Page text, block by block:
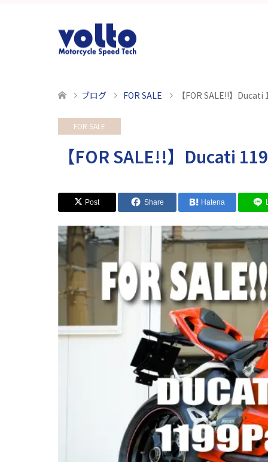
ブログ FOR SALE 【FOR SALE!!】
FOR SALE
【FOR SALE!!】Ducati
Post Share Hatena